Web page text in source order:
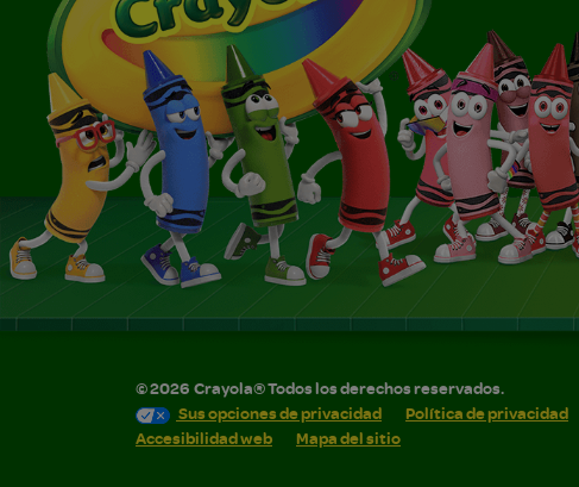
©2026 Crayola® Todos los derechos reservados.
Sus opciones de privacidad
Política de privacidad
Accesibilidad web
Mapa del sitio